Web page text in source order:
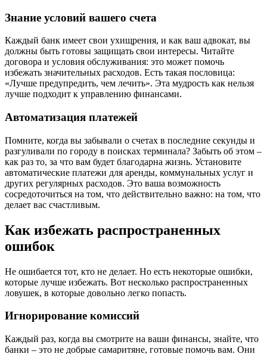
Знание условий вашего счета
Каждый банк имеет свои ухищрения, и как ваш адвокат, вы
должны быть готовы защищать свои интересы. Читайте
договора и условия обслуживания: это может помочь
избежать значительных расходов. Есть такая пословица:
«Лучше предупредить, чем лечить». Эта мудрость как нельзя
лучше подходит к управлению финансами.
Автоматизация платежей
Помните, когда вы забывали о счетах в последние секунды и
разгуливали по городу в поисках терминала? Забыть об этом –
как раз то, за что вам будет благодарна жизнь. Установите
автоматические платежи для аренды, коммунальных услуг и
других регулярных расходов. Это ваша возможность
сосредоточиться на том, что действительно важно: на том, что
делает вас счастливым.
Как избежать распространенных
ошибок
Не ошибается тот, кто не делает. Но есть некоторые ошибки,
которые лучше избежать. Вот несколько распространенных
ловушек, в которые довольно легко попасть.
Игнорирование комиссий
Каждый раз, когда вы смотрите на ваши финансы, знайте, что
банки – это не добрые самаритяне, готовые помочь вам. Они